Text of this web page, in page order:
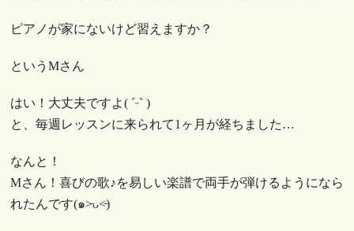
ピアノが家にないけど習えますか？
というMさん
はい！大丈夫ですよ( ˊᵕˋ )
と、毎週レッスンに来られて1ヶ月が経ちました…
なんと！
Mさん！喜びの歌♪を易しい楽譜で両手が弾けるようになら
れたんです(๑˃̵ᴗ˂̵)